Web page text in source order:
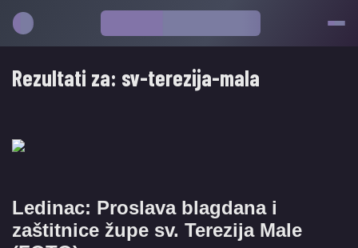
Rezultati za: sv-terezija-mala
Ledinac: Proslava blagdana i
zaštitnice župe sv. Terezija Male